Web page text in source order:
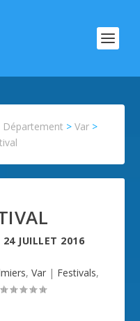
Département >Var >
24 JUILLET 2016
, Var| Festivals,